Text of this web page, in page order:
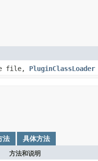
file, PluginClassLoader
法 具体方法
方法和说明